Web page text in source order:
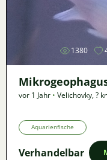
1380
vor 1 Jahr • Velichovky,?
Aquarienfische
Verhandelbar